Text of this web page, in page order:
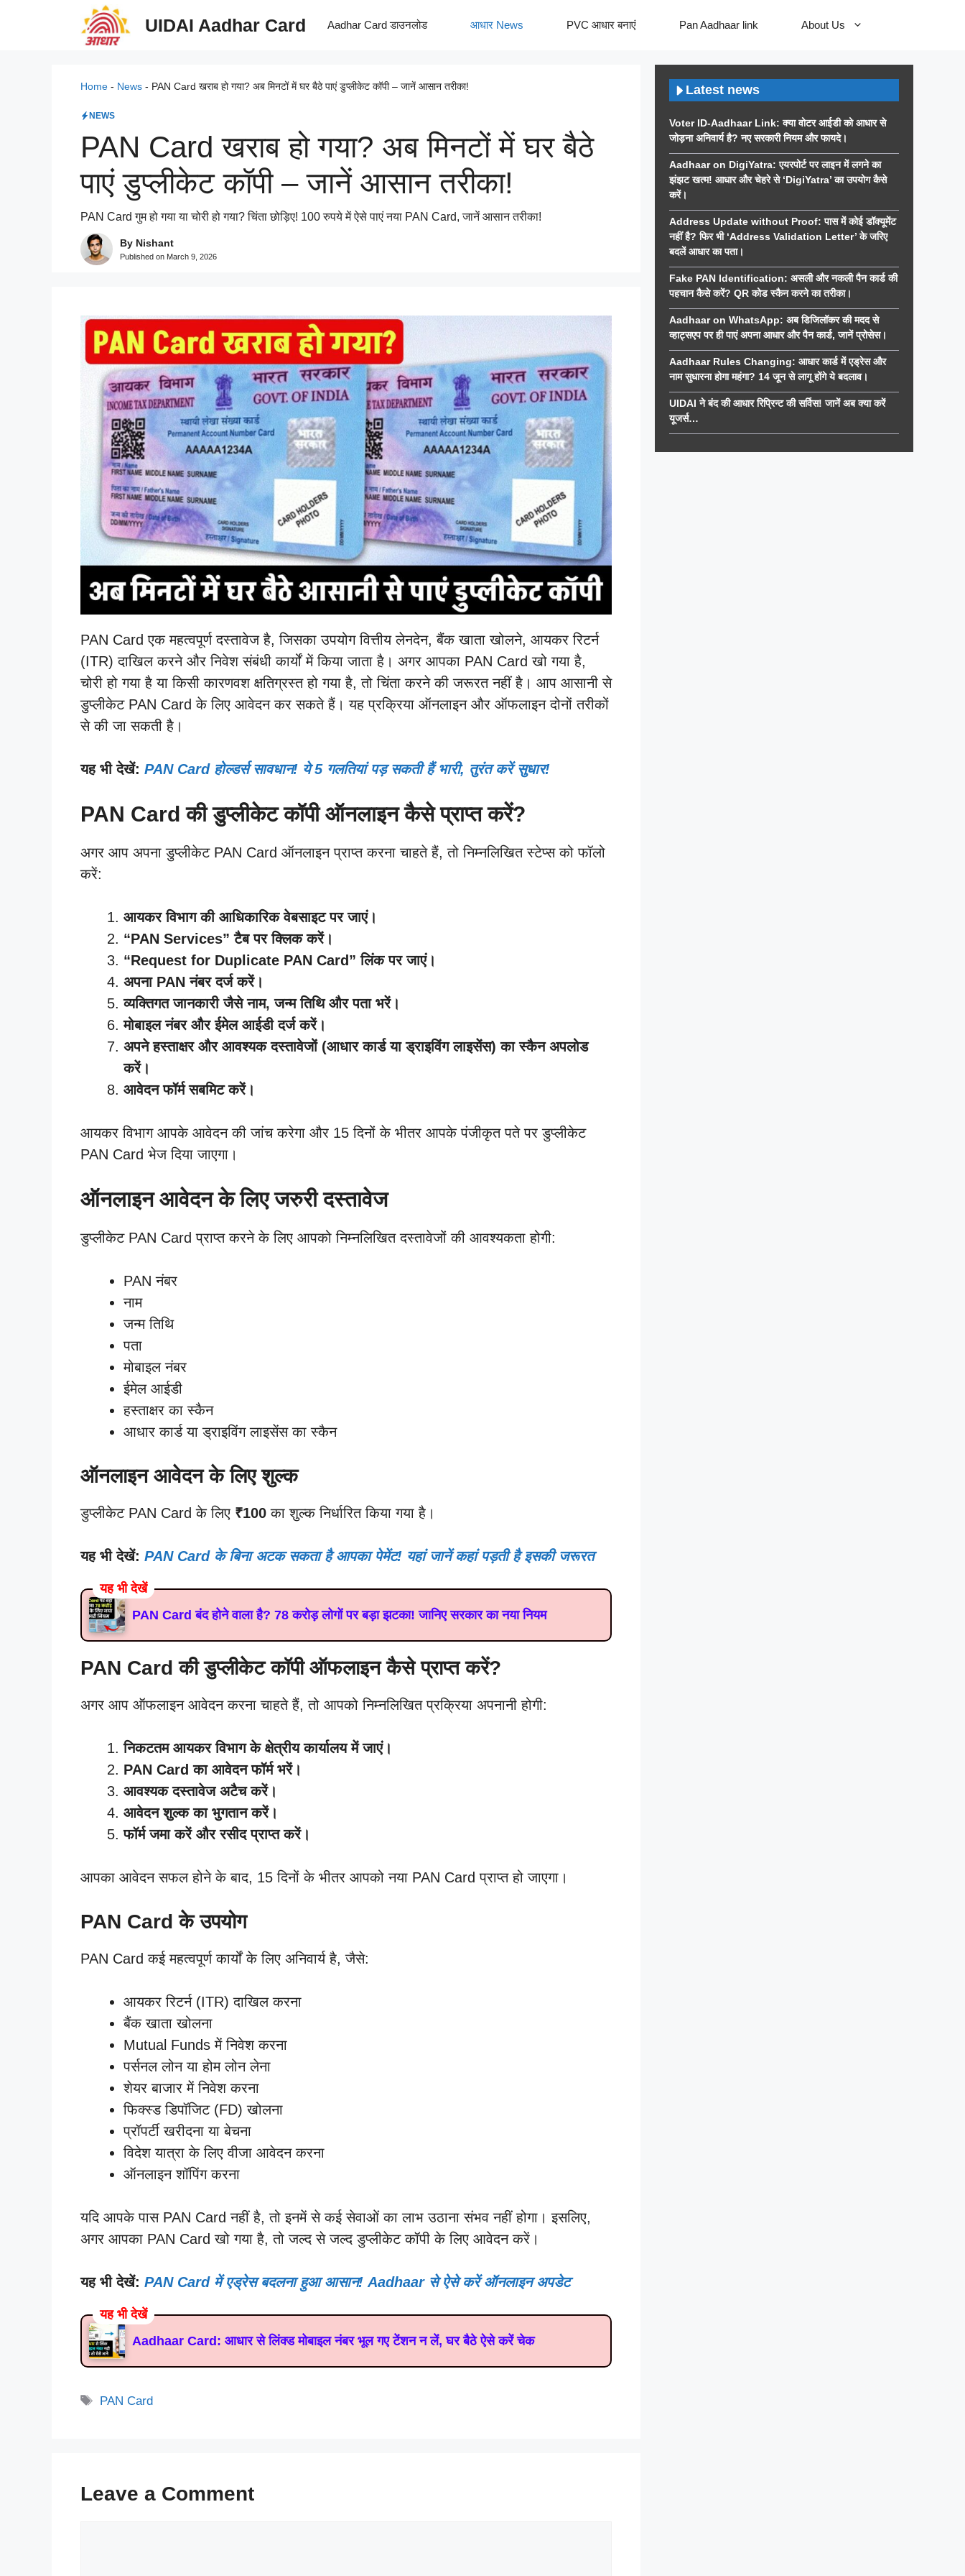
UIDAI Aadhar Card Aadhar Card डाउनलोड आधार News PVC आधार बनाएं Pan Aadhaar link About Us
Home - News - PAN Card खराब हो गया? अब मिनटों में घर बैठे पाएं डुप्लीकेट कॉपी – जानें आसान तरीका!
NEWS
PAN Card खराब हो गया? अब मिनटों में घर बैठे
पाएं डुप्लीकेट कॉपी – जानें आसान तरीका!
PAN Card गुम हो गया या चोरी हो गया? चिंता छोड़िए! 100 रुपये में ऐसे पाएं नया PAN Card, जानें आसान तरीका!
By Nishant
Published on March 9, 2026
PAN Card एक महत्वपूर्ण दस्तावेज है, जिसका उपयोग वित्तीय लेनदेन, बैंक खाता खोलने, आयकर रिटर्न
(ITR) दाखिल करने और निवेश संबंधी कार्यों में किया जाता है। अगर आपका PAN Card खो गया है,
चोरी हो गया है या किसी कारणवश क्षतिग्रस्त हो गया है, तो चिंता करने की जरूरत नहीं है। आप आसानी से
डुप्लीकेट PAN Card के लिए आवेदन कर सकते हैं। यह प्रक्रिया ऑनलाइन और ऑफलाइन दोनों तरीकों
से की जा सकती है।
यह भी देखें: PAN Card होल्डर्स सावधान! ये 5 गलतियां पड़ सकती हैं भारी, तुरंत करें सुधार!
PAN Card की डुप्लीकेट कॉपी ऑनलाइन कैसे प्राप्त करें?
अगर आप अपना डुप्लीकेट PAN Card ऑनलाइन प्राप्त करना चाहते हैं, तो निम्नलिखित स्टेप्स को फॉलो
करें:
आयकर विभाग की आधिकारिक वेबसाइट पर जाएं।
“PAN Services” टैब पर क्लिक करें।
“Request for Duplicate PAN Card” लिंक पर जाएं।
अपना PAN नंबर दर्ज करें।
व्यक्तिगत जानकारी जैसे नाम, जन्म तिथि और पता भरें।
मोबाइल नंबर और ईमेल आईडी दर्ज करें।
अपने हस्ताक्षर और आवश्यक दस्तावेजों (आधार कार्ड या ड्राइविंग लाइसेंस) का स्कैन अपलोड
करें।
आवेदन फॉर्म सबमिट करें।
आयकर विभाग आपके आवेदन की जांच करेगा और 15 दिनों के भीतर आपके पंजीकृत पते पर डुप्लीकेट
PAN Card भेज दिया जाएगा।
ऑनलाइन आवेदन के लिए जरुरी दस्तावेज
डुप्लीकेट PAN Card प्राप्त करने के लिए आपको निम्नलिखित दस्तावेजों की आवश्यकता होगी:
PAN नंबर
नाम
जन्म तिथि
पता
मोबाइल नंबर
ईमेल आईडी
हस्ताक्षर का स्कैन
आधार कार्ड या ड्राइविंग लाइसेंस का स्कैन
ऑनलाइन आवेदन के लिए शुल्क
डुप्लीकेट PAN Card के लिए ₹100 का शुल्क निर्धारित किया गया है।
यह भी देखें: PAN Card के बिना अटक सकता है आपका पेमेंट! यहां जानें कहां पड़ती है इसकी जरूरत
यह भी देखें
PAN Card बंद होने वाला है? 78 करोड़ लोगों पर बड़ा झटका! जानिए सरकार का नया नियम
PAN Card की डुप्लीकेट कॉपी ऑफलाइन कैसे प्राप्त करें?
अगर आप ऑफलाइन आवेदन करना चाहते हैं, तो आपको निम्नलिखित प्रक्रिया अपनानी होगी:
निकटतम आयकर विभाग के क्षेत्रीय कार्यालय में जाएं।
PAN Card का आवेदन फॉर्म भरें।
आवश्यक दस्तावेज अटैच करें।
आवेदन शुल्क का भुगतान करें।
फॉर्म जमा करें और रसीद प्राप्त करें।
आपका आवेदन सफल होने के बाद, 15 दिनों के भीतर आपको नया PAN Card प्राप्त हो जाएगा।
PAN Card के उपयोग
PAN Card कई महत्वपूर्ण कार्यों के लिए अनिवार्य है, जैसे:
आयकर रिटर्न (ITR) दाखिल करना
बैंक खाता खोलना
Mutual Funds में निवेश करना
पर्सनल लोन या होम लोन लेना
शेयर बाजार में निवेश करना
फिक्स्ड डिपॉजिट (FD) खोलना
प्रॉपर्टी खरीदना या बेचना
विदेश यात्रा के लिए वीजा आवेदन करना
ऑनलाइन शॉपिंग करना
यदि आपके पास PAN Card नहीं है, तो इनमें से कई सेवाओं का लाभ उठाना संभव नहीं होगा। इसलिए,
अगर आपका PAN Card खो गया है, तो जल्द से जल्द डुप्लीकेट कॉपी के लिए आवेदन करें।
यह भी देखें: PAN Card में एड्रेस बदलना हुआ आसान! Aadhaar से ऐसे करें ऑनलाइन अपडेट
यह भी देखें
Aadhaar Card: आधार से लिंक्ड मोबाइल नंबर भूल गए टेंशन न लें, घर बैठे ऐसे करें चेक
Tags
PAN Card
Leave a Comment
Latest news
Voter ID-Aadhaar Link: क्या वोटर आईडी को आधार से
जोड़ना अनिवार्य है? नए सरकारी नियम और फायदे।
Aadhaar on DigiYatra: एयरपोर्ट पर लाइन में लगने का
झंझट खत्म! आधार और चेहरे से ‘DigiYatra’ का उपयोग कैसे
करें।
Address Update without Proof: पास में कोई डॉक्यूमेंट
नहीं है? फिर भी ‘Address Validation Letter’ के जरिए
बदलें आधार का पता।
Fake PAN Identification: असली और नकली पैन कार्ड की
पहचान कैसे करें? QR कोड स्कैन करने का तरीका।
Aadhaar on WhatsApp: अब डिजिलॉकर की मदद से
व्हाट्सएप पर ही पाएं अपना आधार और पैन कार्ड, जानें प्रोसेस।
Aadhaar Rules Changing: आधार कार्ड में एड्रेस और
नाम सुधारना होगा महंगा? 14 जून से लागू होंगे ये बदलाव।
UIDAI ने बंद की आधार रिप्रिन्ट की सर्विस! जानें अब क्या करें
यूजर्स…